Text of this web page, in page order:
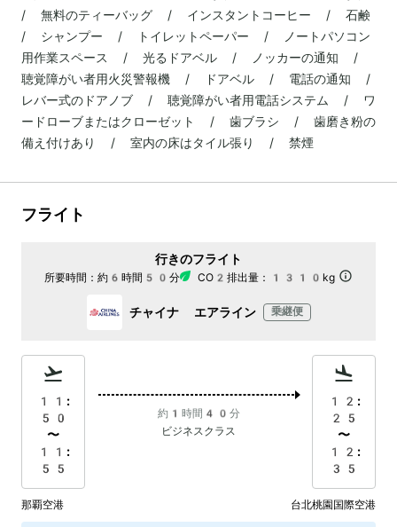
/ 無料のティーバッグ / インスタントコーヒー / 石鹸
/ シャンプー / トイレットペーパー / ノートパソコン
用作業スペース / 光るドアベル / ノッカーの通知 /
聴覚障がい者用火災警報機 / ドアベル / 電話の通知 /
レバー式のドアノブ / 聴覚障がい者用電話システム / ワ
ードローブまたはクローゼット / 歯ブラシ / 歯磨き粉の
備え付けあり / 室内の床はタイル張り / 禁煙
フライト
行きのフライト
所要時間： 約6時間50分 CO2排出量： 1310kg
チャイナ エアライン 乗継便
11:
50
〜
11:
55
約1時間40分
ビジネスクラス
12:
25
〜
12:
35
那覇空港 台北桃園国際空港